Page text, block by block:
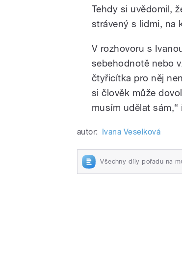
Tehdy si uvědomil,
strávený s lidmi, na
V rozhovoru s
sebehodnotě nebo
čtyřicítka pro něj
si člověk může
musím udělat sám,“
autor: Ivana Veselková
Všechny díly pořadu na